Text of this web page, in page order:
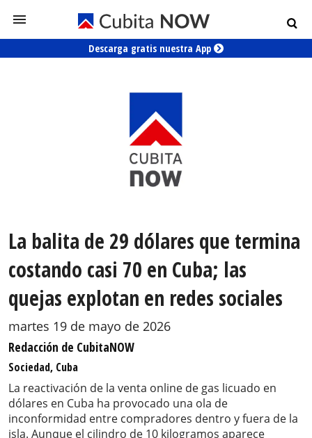
Descarga gratis nuestra App
La balita de 29 dólares que termina
costando casi 70 en Cuba; las
quejas explotan en redes sociales
martes 19 de mayo de 2026
Redacción de CubitaNOW
Sociedad, Cuba
La reactivación de la venta online de gas licuado en
dólares en Cuba ha provocado una ola de
inconformidad entre compradores dentro y fuera de la
isla. Aunque el cilindro de 10 kilogramos aparece